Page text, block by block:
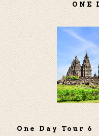
ONE
One Day Tour 6